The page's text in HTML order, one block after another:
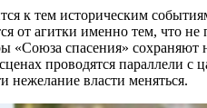
к тем историческим
от агитки именно тем, что
«Союза спасения» сохраняют
проводятся параллели
нежелание власти меняться.